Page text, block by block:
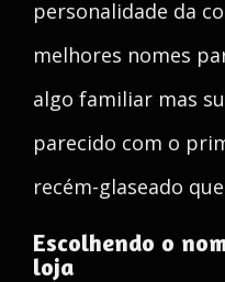
personalidade da
melhores nomes
algo familiar mas
parecido com o
recém-glaseado
Escolhendo o
loja